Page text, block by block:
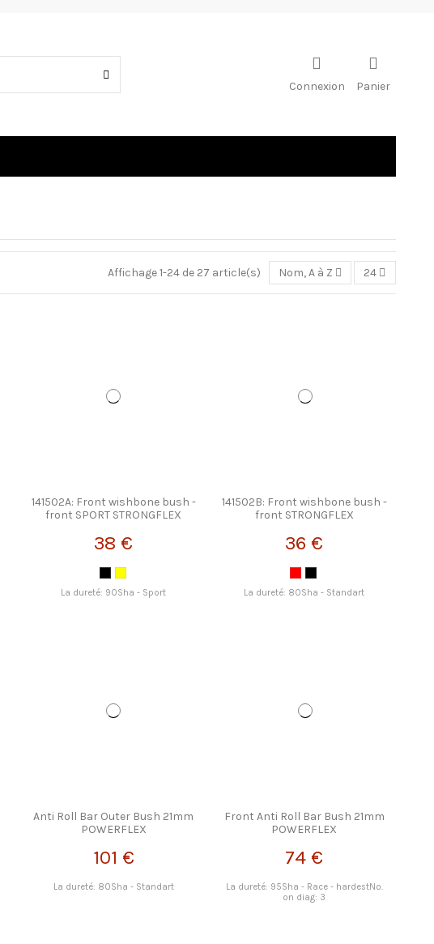
Connexion Panier
Affichage 1-24 de 27 article(s) Nom, A à Z 24
141502A: Front wishbone bush -
front SPORT STRONGFLEX
38 €
La dureté: 90Sha - Sport
141502B: Front wishbone bush -
front STRONGFLEX
36 €
La dureté: 80Sha - Standart
Anti Roll Bar Outer Bush 21mm
POWERFLEX
101 €
La dureté: 80Sha - Standart
Front Anti Roll Bar Bush 21mm
POWERFLEX
74 €
La dureté: 95Sha - Race - hardestNo.
on diag: 3